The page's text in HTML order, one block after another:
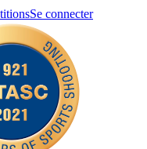
Se connecter